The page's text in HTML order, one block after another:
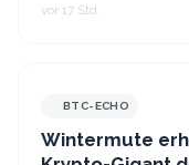
vor 17 Std.
BTC-ECHO
Wintermute